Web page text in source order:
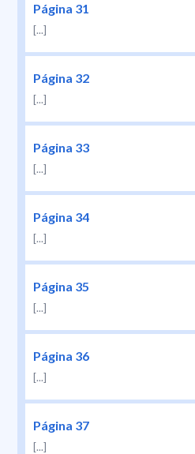
Página 31
[...]
Página 32
[...]
Página 33
[...]
Página 34
[...]
Página 35
[...]
Página 36
[...]
Página 37
[...]